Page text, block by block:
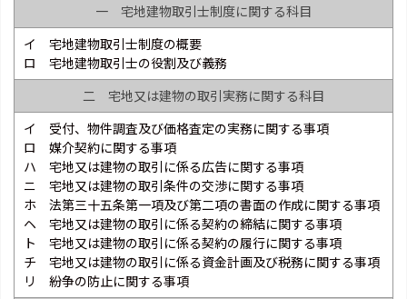
一 宅地建物取引士制度に関する科目
イ 宅地建物取引士制度の概要
ロ 宅地建物取引士の役割及び義務
二 宅地又は建物の取引実務に関する科目
イ 受付、物件調査及び価格査定の実務に関する事項
ロ 媒介契約に関する事項
ハ 宅地又は建物の取引に係る広告に関する事項
ニ 宅地又は建物の取引条件の交渉に関する事項
ホ 法第三十五条第一項及び第二項の書面の作成に関する事項
ヘ 宅地又は建物の取引に係る契約の締結に関する事項
ト 宅地又は建物の取引に係る契約の履行に関する事項
チ 宅地又は建物の取引に係る資金計画及び税務に関する事項
リ 紛争の防止に関する事項